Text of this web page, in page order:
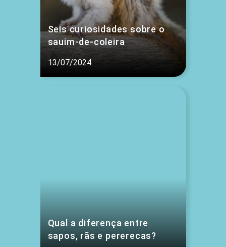
Seis curiosidades sobre o
sauim-de-coleira
13/07/2024
Qual a diferença entre
sapos, rãs e pererecas?